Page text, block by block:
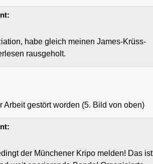
habe gleich meinen James-Krüss-
rausgeholt.
Arbeit gestört worden (5. Bild von oben)
der Münchener Kripo melden! Das ist